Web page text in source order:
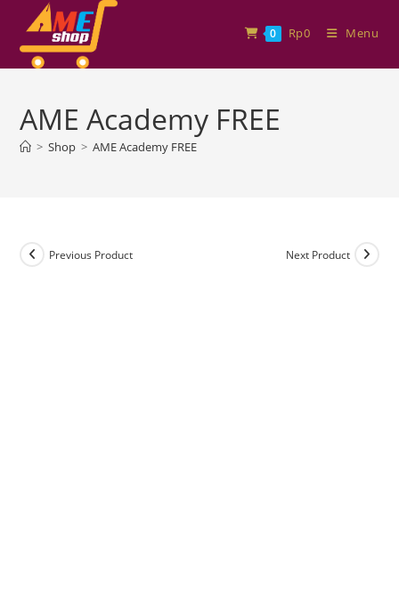
0 Rp0 Menu
AME Academy FREE
> Shop > AME Academy FREE
Previous Product Next Product